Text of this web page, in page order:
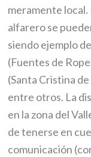
meramente local.
alfarero se
siendo ejemplo
(Fuentes de
(Santa Cristina
entre otros. La
en la zona del
de tenerse en
comunicación